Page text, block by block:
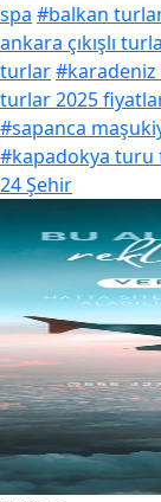
spa #balkan
ankara çıkışlı
turlar#karadeniz
turlar 2025
#sapanca
#kapadokya turu
24 Şehir